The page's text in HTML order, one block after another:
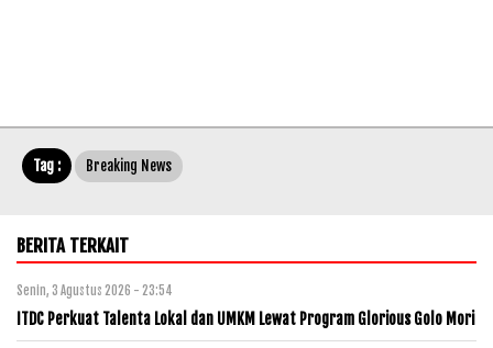
Tag : Breaking News
BERITA TERKAIT
Senin, 3 Agustus 2026 - 23:54
ITDC Perkuat Talenta Lokal dan UMKM Lewat Program Glorious Golo Mori